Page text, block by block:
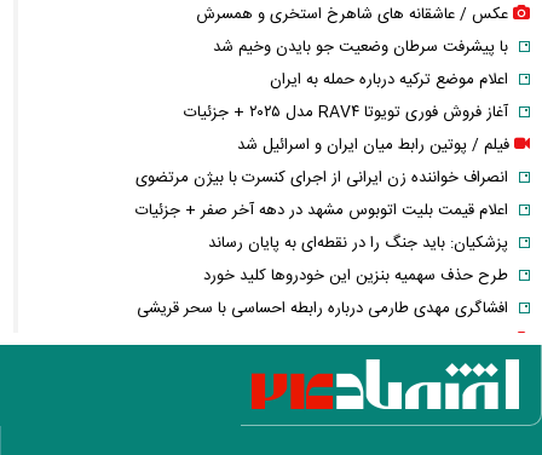
عکس / عاشقانه های شاهرخ استخری و همسرش
با پیشرفت سرطان وضعیت جو بایدن وخیم شد
اعلام موضع ترکیه درباره حمله به ایران
آغاز فروش فوری تویوتا RAV۴ مدل ۲۰۲۵ + جزئیات
فیلم / پوتین رابط میان ایران و اسرائیل شد
انصراف خواننده زن ایرانی از اجرای کنسرت با بیژن مرتضوی
اعلام قیمت بلیت اتوبوس مشهد در دهه آخر صفر + جزئیات
پزشکیان: باید جنگ را در نقطه‌ای به پایان رساند
طرح حذف سهمیه بنزین این خودرو‌ها کلید خورد
افشاگری مهدی طارمی درباره رابطه احساسی با سحر قریشی
عکس / ورزش لاکچری الهام پاوه نژاد در میانه تابستان
عکس / حمله لفظی نماینده جبهه پایداری به پزشکیان
پاسخ کوتاه پزشکیان درباره بازسازی ورزشگاه آزادی